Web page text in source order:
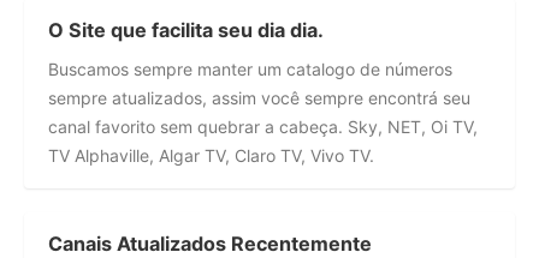
O Site que facilita seu dia dia.
Buscamos sempre manter um catalogo de números
sempre atualizados, assim você sempre encontrá seu
canal favorito sem quebrar a cabeça. Sky, NET, Oi TV,
TV Alphaville, Algar TV, Claro TV, Vivo TV.
Canais Atualizados Recentemente